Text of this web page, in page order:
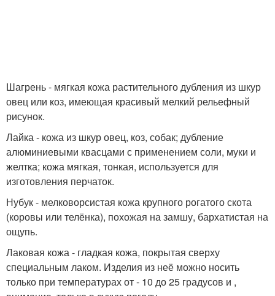
Шагрень - мягкая кожа растительного дубления из шкур
овец или коз, имеющая красивый мелкий рельефный
рисунок.
Лайка - кожа из шкур овец, коз, собак; дубление
алюминиевыми квасцами с применением соли, муки и
желтка; кожа мягкая, тонкая, используется для
изготовления перчаток.
Нубук - мелковорсистая кожа крупного рогатого скота
(коровы или телёнка), похожая на замшу, бархатистая на
ощупь.
Лаковая кожа - гладкая кожа, покрытая сверху
специальным лаком. Изделия из неё можно носить
только при температурах от - 10 до 25 градусов и ,